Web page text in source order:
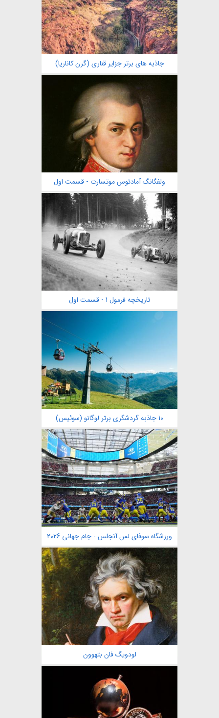
جاذبه های برتر جزایر قناری (گرن کاناریا)
ولفگانگ آمادئوس موتسارت - قسمت اول
تاریخچه فرمول 1 - قسمت اول
10 جاذبه گردشگری برتر لوگانو (سوئیس)
ورزشگاه سوفای لس آنجلس - جام جهانی 2026
لودویگ فان بتهوون